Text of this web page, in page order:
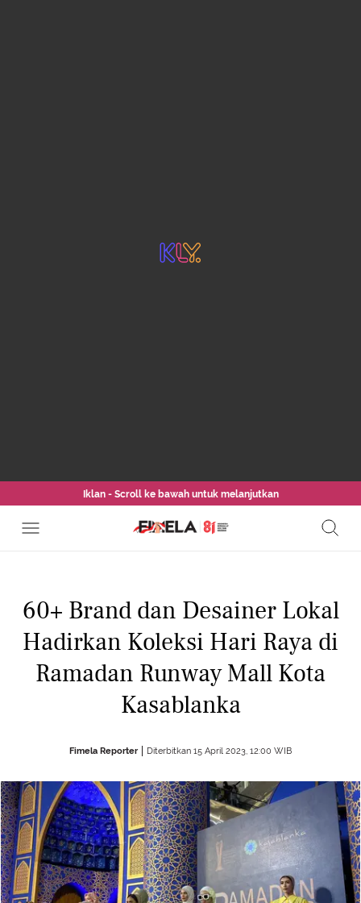
Iklan - Scroll ke bawah untuk melanjutkan
60+ Brand dan Desainer Lokal
Hadirkan Koleksi Hari Raya di
Ramadan Runway Mall Kota
Kasablanka
Fimela Reporter Diterbitkan 15 April 2023, 12:00 WIB